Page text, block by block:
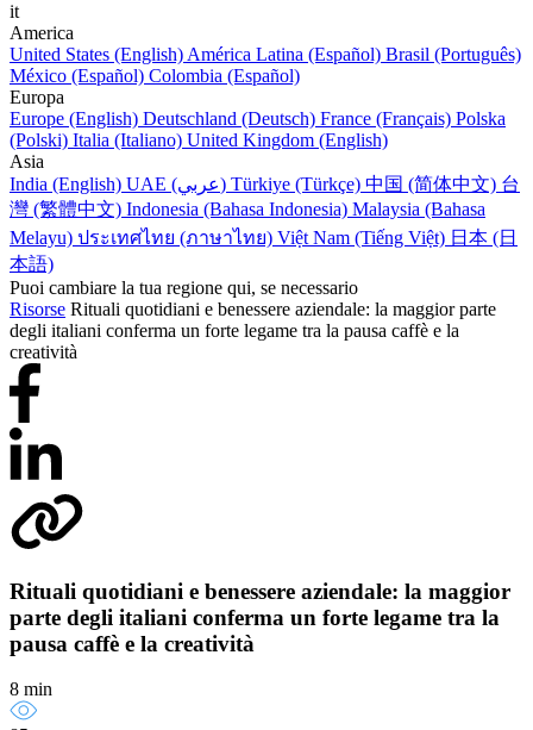
it
America
United States (English) América Latina (Español) Brasil (Português)
México (Español) Colombia (Español)
Europa
Europe (English) Deutschland (Deutsch) France (Français) Polska
(Polski) Italia (Italiano) United Kingdom (English)
Asia
India (English)
UAE (عربي) Türkiye (Türkçe) 中国 (简体中文) 台
灣 (繁體中文) Indonesia (Bahasa Indonesia) Malaysia (Bahasa
Melayu) ประเทศไทย (ภาษาไทย) Việt Nam (Tiếng Việt) 日本 (日
本語)
Puoi cambiare la tua regione qui, se necessario
Risorse Rituali quotidiani e benessere aziendale: la maggior parte
degli italiani conferma un forte legame tra la pausa caffè e la
creatività
Rituali quotidiani e benessere aziendale: la maggior
parte degli italiani conferma un forte legame tra la
pausa caffè e la creatività
8 min